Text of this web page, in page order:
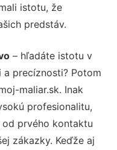
istotu, že
predstáv.
– hľadáte istotu v
precíznosti? Potom
maliar.sk. Inak
profesionalitu,
prvého kontaktu
zákazky. Keďže aj